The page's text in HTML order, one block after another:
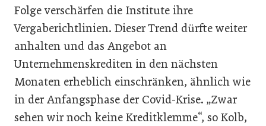
Folge verschärfen die Institute ihre
Vergaberichtlinien. Dieser Trend dürfte weiter
anhalten und das Angebot an
Unternehmenskrediten in den nächsten
Monaten erheblich einschränken, ähnlich wie
in der Anfangsphase der Covid-Krise. „Zwar
sehen wir noch keine Kreditklemme“, so Kolb,